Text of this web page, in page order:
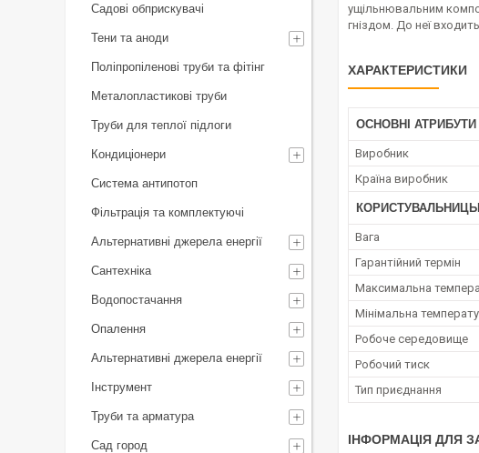
ущільнювальним
гніздом. До неї
ХАРАКТЕРИСТИКИ
ОСНОВНІ АТРИБУТИ
Виробник
Країна виробник
Вага
Гарантійний термін
Максимальна
Мінімальна
Робоче середовище
Робочий тиск
Тип приєднання
ІНФОРМАЦІЯ ДЛЯ
Садові обприскувачі
Тени та аноди
Поліпропіленові труби та фітінг
Металопластикові труби
Труби для теплої підлоги
Кондиціонери
Система антипотоп
Фільтрація та комплектуючі
Альтернативні джерела енергії
Сантехніка
Водопостачання
Опалення
Альтернативні джерела енергії
Інструмент
Труби та арматура
Сад город